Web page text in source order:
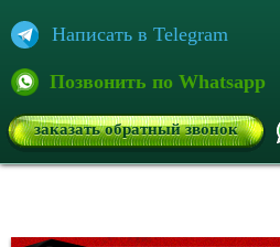
Написать в Telegram
Позвонить по Whatsapp
заказать обратный звонок